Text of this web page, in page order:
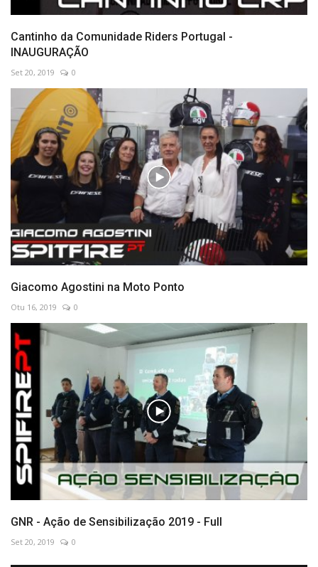
Cantinho da Comunidade Riders Portugal -
INAUGURAÇÃO
Set 20, 2019 0
Giacomo Agostini na Moto Ponto
Otu 16, 2019 0
GNR - Ação de Sensibilização 2019 - Full
Set 20, 2019 0